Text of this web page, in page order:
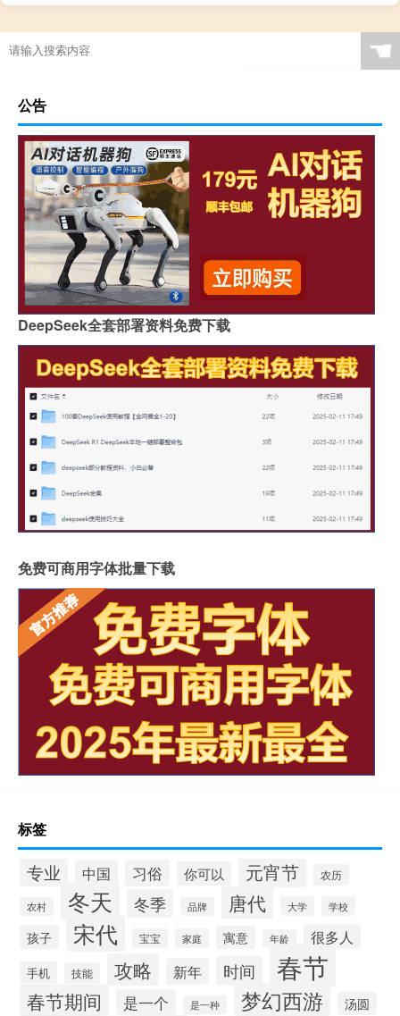
☚
公告
DeepSeek全套部署资料免费下载
免费可商用字体批量下载
标签
专业 中国 习俗 你可以 元宵节 农历
农村 冬天 冬季 品牌 唐代 大学 学校
孩子 宋代 宝宝 家庭 寓意 年龄 很多人
手机 技能 攻略 新年 时间 春节
春节期间 是一个 是一种 梦幻西游 汤圆